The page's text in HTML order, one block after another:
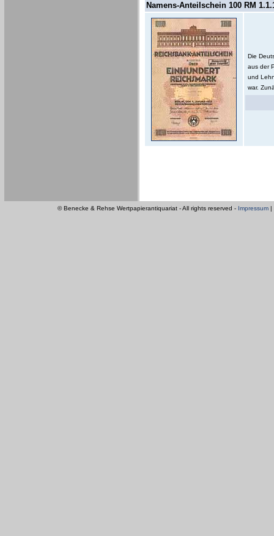
Namens-Anteilschein 100 RM
Die
aus der
und
war.
© Benecke & Rehse Wertpapierantiquariat - All rights reserved - Impressum |